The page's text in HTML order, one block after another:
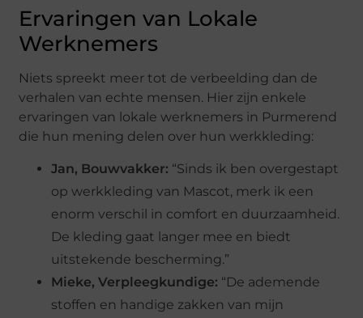
Ervaringen van Lokale
Werknemers
Niets spreekt meer tot de verbeelding dan de
verhalen van echte mensen. Hier zijn enkele
ervaringen van lokale werknemers in Purmerend
die hun mening delen over hun werkkleding:
Jan, Bouwvakker: “Sinds ik ben overgestapt
op werkkleding van Mascot, merk ik een
enorm verschil in comfort en duurzaamheid.
De kleding gaat langer mee en biedt
uitstekende bescherming.”
Mieke, Verpleegkundige: “De ademende
stoffen en handige zakken van mijn